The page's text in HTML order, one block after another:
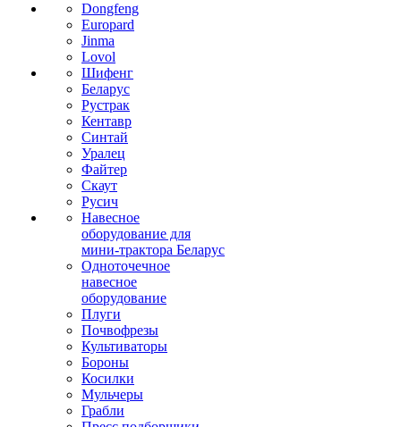
Dongfeng
Europard
Jinma
Lovol
Шифенг
Беларус
Рустрак
Кентавр
Синтай
Уралец
Файтер
Скаут
Русич
Навесное
оборудование для
мини-трактора Беларус
Одноточечное
навесное
оборудование
Плуги
Почвофрезы
Культиваторы
Бороны
Косилки
Мульчеры
Грабли